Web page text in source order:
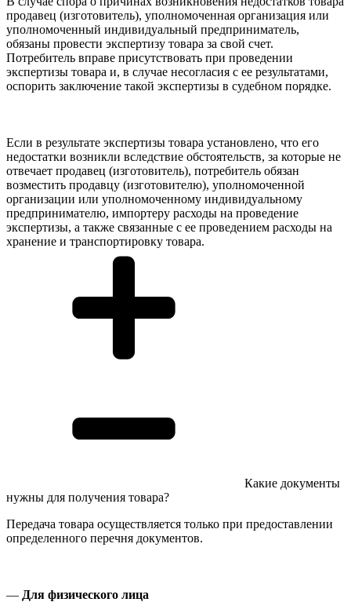
продавец (изготовитель), уполномоченная организация или
уполномоченный индивидуальный предприниматель,
обязаны провести экспертизу товара за свой счет.
Потребитель вправе присутствовать при проведении
экспертизы товара и, в случае несогласия с ее результатами,
оспорить заключение такой экспертизы в судебном порядке.
Если в результате экспертизы товара установлено, что его
недостатки возникли вследствие обстоятельств, за которые не
отвечает продавец (изготовитель), потребитель обязан
возместить продавцу (изготовителю), уполномоченной
организации или уполномоченному индивидуальному
предпринимателю, импортеру расходы на проведение
экспертизы, а также связанные с ее проведением расходы на
хранение и транспортировку товара.
Какие документы
нужны для получения товара?
Передача товара осуществляется только при предоставлении
определенного перечня документов.
— Для физического лица